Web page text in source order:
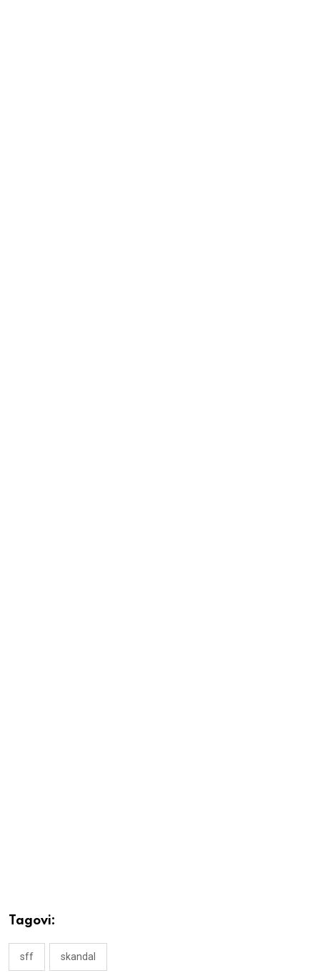
Tagovi:
sff skandal